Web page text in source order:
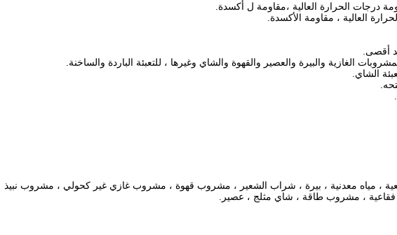
درجات الحرارة العالية ،مقاومة ل أكسدة
العالية ، مقاومة الأكسدة.
الغازية والبيرة والعصير والقهوة والشاي وغيرها ، للتعبئة الباردة والساخنة.
الشاي.
، مياه معدنية ، بيرة ، شراب الشعير ، مشروب قهوة ، مشروب غازي غير كحولي ، مشروب نبيذ
، مشروب طاقة ، شاي مثلج ، عصير.